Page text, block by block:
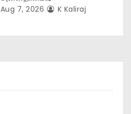
Aug 7, 2026 K Kaliraj